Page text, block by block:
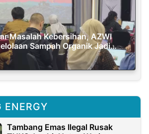
Masalah Kebersihan, AZWI
Sampah Organik Jadi
ENERGY
Tambang Emas Ilegal Rusak